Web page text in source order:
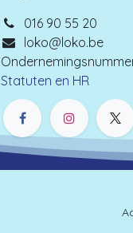
016 90 55 20
loko@loko.be
Statuten en HR